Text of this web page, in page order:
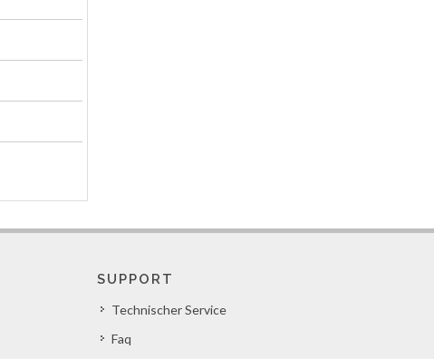
SUPPORT
Technischer Service
Faq